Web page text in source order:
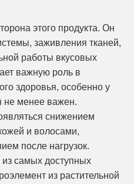
этого продукта. Он
заживления тканей,
работы вкусовых
важную роль в
здоровья, особенно у
не менее важен.
снижением
и волосами,
после нагрузок.
самых доступных
из растительной